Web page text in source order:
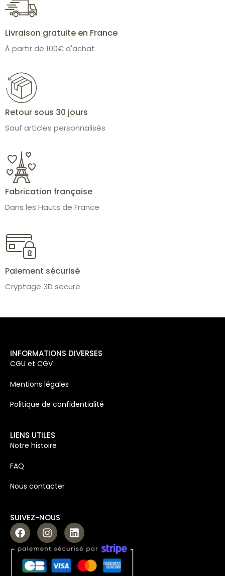
Livraison gratuite en France
À partir de 100€ d'achat
Retour sous 30 jours
Sauf articles personnalisés
Fabrication française
Dans les Hauts de France
Paiement sécurisé
Cryptage 3D secure
INFORMATIONS DIVERSES
CGU et CGV
Mentions légales
Politique de confidentialité
LIENS UTILES
Notre histoire
FAQ
Nous contacter
SUIVEZ-NOUS